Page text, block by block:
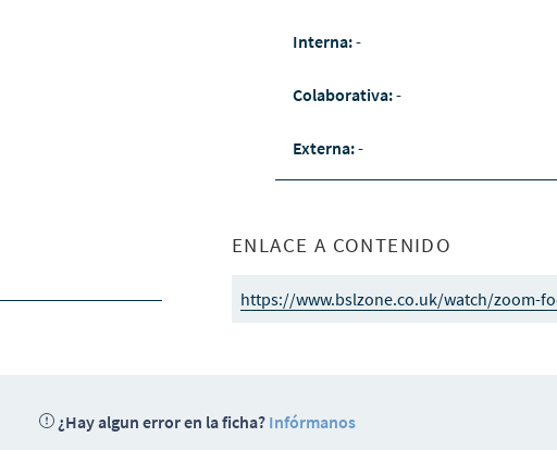
Interna:-
Colaborativa:-
Externa:-
ENLACE A CONTENIDO
https://www.bslzone.co.uk/watch/zoom-
¿Hay algun error en la ficha? Infórmanos